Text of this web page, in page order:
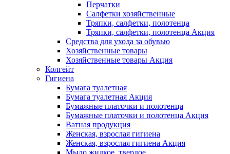
Перчатки
Салфетки хозяйственные
Тряпки, салфетки, полотенца
Тряпки, салфетки, полотенца Акция
Средства для ухода за обувью
Хозяйственные товары
Хозяйственные товары Акция
Колгейт
Гигиена
Бумага туалетная
Бумага туалетная Акция
Бумажные платочки и полотенца
Бумажные платочки и полотенца Акция
Ватная продукция
Женская, взрослая гигиена
Женская, взрослая гигиена Акция
Мыло жидкое, твердое